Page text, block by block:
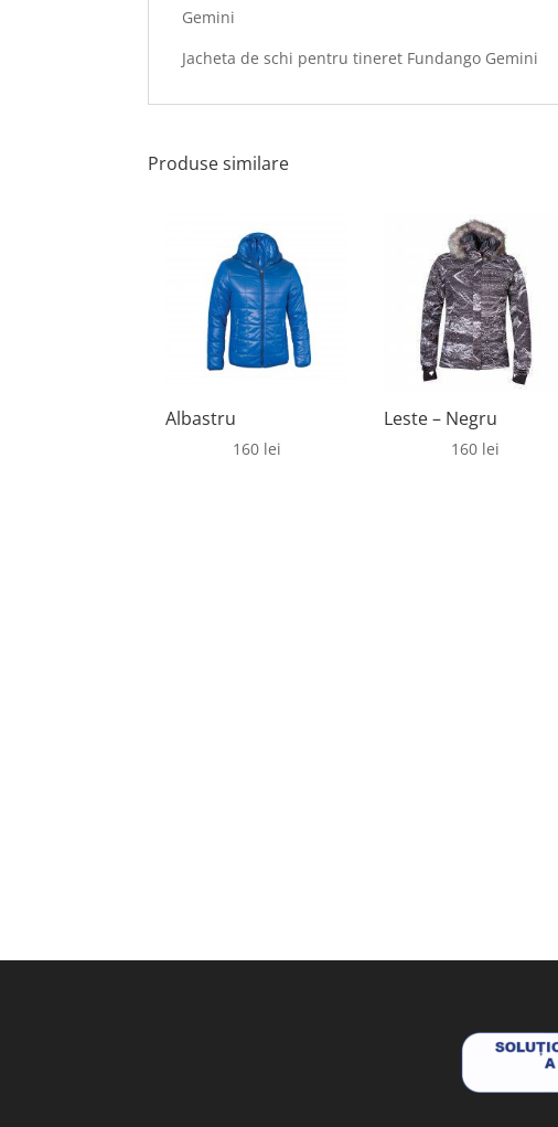
Gemini
Jacheta de schi pentru tineret Fundango Gemini
Produse similare
Albastru
160 lei
Leste – Negru
160 lei